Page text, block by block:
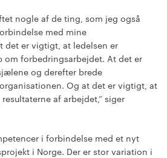
nogle af de ting, som jeg også
med mine
det er vigtigt, at ledelsen er
om forbedringsarbejdet. At det er
og derefter brede
Og at det er vigtigt, at
af arbejdet,” siger
i forbindelse med et nyt
i Norge. Der er stor variation i